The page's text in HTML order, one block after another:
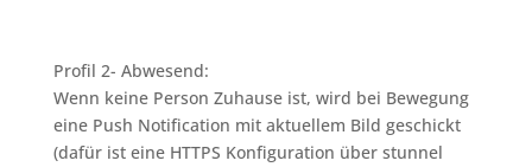
Profil 2- Abwesend:
Wenn keine Person Zuhause ist, wird bei Bewegung
eine Push Notification mit aktuellem Bild geschickt
(dafür ist eine HTTPS Konfiguration über stunnel